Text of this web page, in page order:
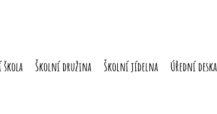
škola Školní družina Školní jídelna Úřední deska